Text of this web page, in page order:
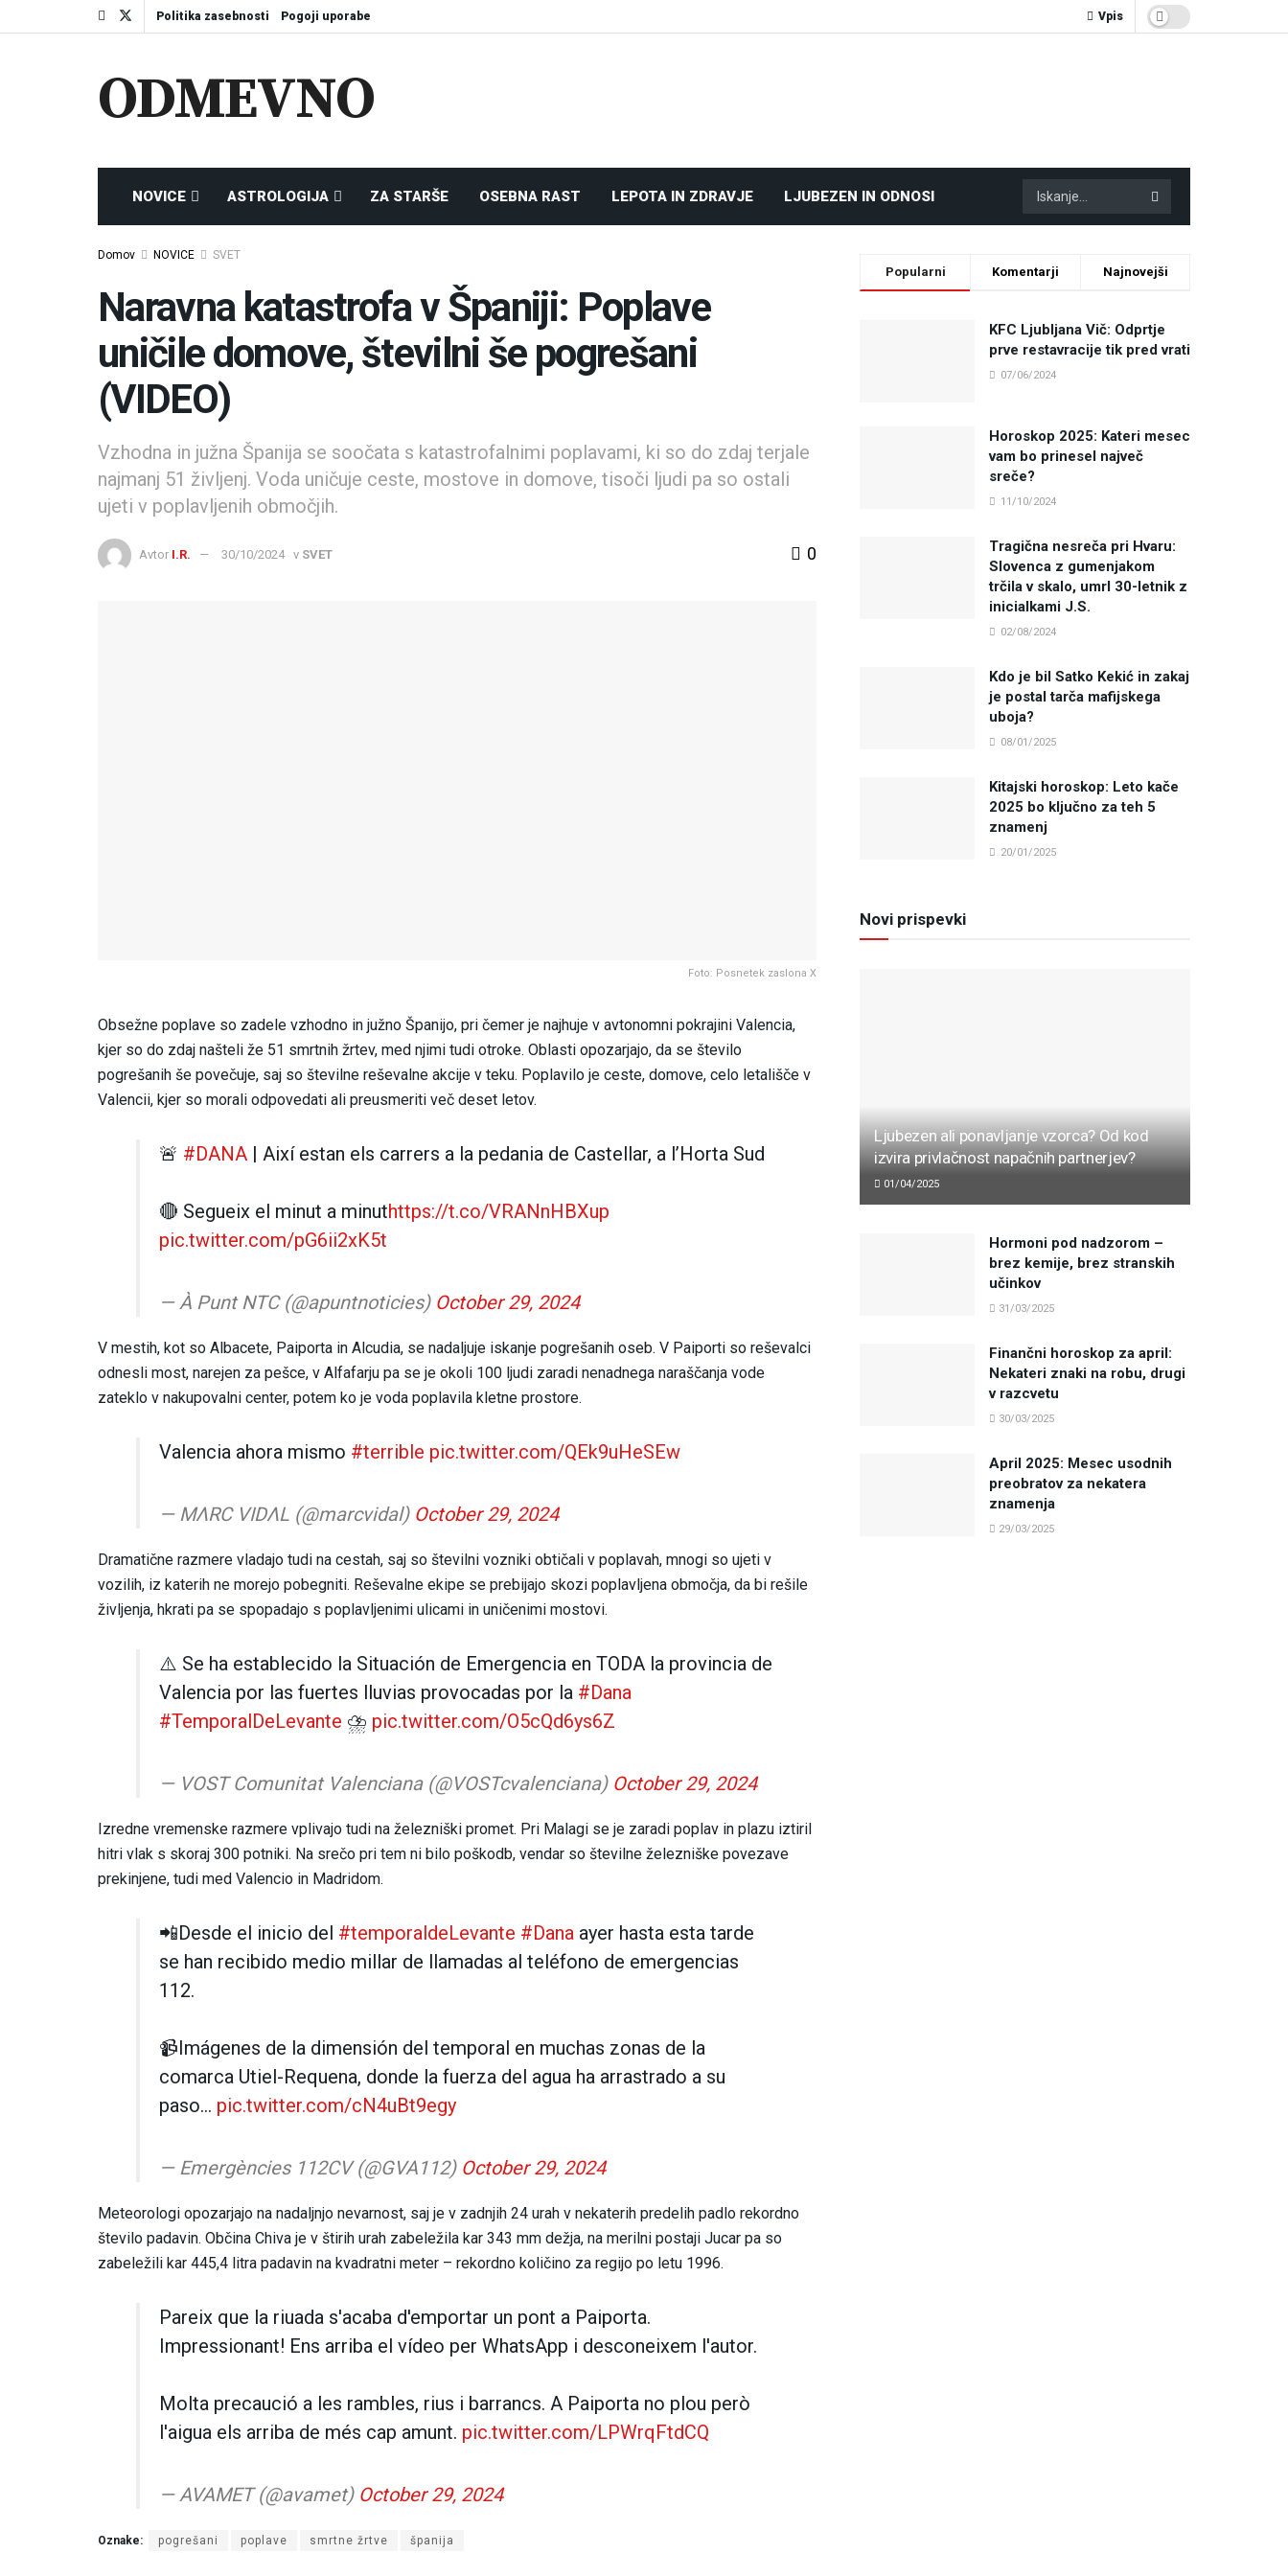
Politika zasebnosti Pogoji uporabe Vpis
ODMEVNO
NOVICE ASTROLOGIJA ZA STARŠE OSEBNA RAST LEPOTA IN ZDRAVJE LJUBEZEN IN ODNOSI
Domov NOVICE SVET
Naravna katastrofa v Španiji: Poplave
uničile domove, številni še pogrešani
(VIDEO)
Vzhodna in južna Španija se soočata s katastrofalnimi poplavami, ki so do zdaj terjale
najmanj 51 življenj. Voda uničuje ceste, mostove in domove, tisoči ljudi pa so ostali
ujeti v poplavljenih območjih.
Avtor I.R. 30/10/2024 v SVET 0
Foto: Posnetek zaslona X
Obsežne poplave so zadele vzhodno in južno Španijo, pri čemer je najhuje v avtonomni pokrajini Valencia,
kjer so do zdaj našteli že 51 smrtnih žrtev, med njimi tudi otroke. Oblasti opozarjajo, da se število
pogrešanih še povečuje, saj so številne reševalne akcije v teku. Poplavilo je ceste, domove, celo letališče v
Valencii, kjer so morali odpovedati ali preusmeriti več deset letov.
🚨 #DANA | Així estan els carrers a la pedania de Castellar, a l’Horta Sud
🔴 Segueix el minut a minuthttps://t.co/VRANnHBXup
pic.twitter.com/pG6ii2xK5t
— À Punt NTC (@apuntnoticies) October 29, 2024
V mestih, kot so Albacete, Paiporta in Alcudia, se nadaljuje iskanje pogrešanih oseb. V Paiporti so reševalci
odnesli most, narejen za pešce, v Alfafarju pa se je okoli 100 ljudi zaradi nenadnega naraščanja vode
zateklo v nakupovalni center, potem ko je voda poplavila kletne prostore.
Valencia ahora mismo #terrible pic.twitter.com/QEk9uHeSEw
— MΛRC VIDΛL (@marcvidal) October 29, 2024
Dramatične razmere vladajo tudi na cestah, saj so številni vozniki obtičali v poplavah, mnogi so ujeti v
vozilih, iz katerih ne morejo pobegniti. Reševalne ekipe se prebijajo skozi poplavljena območja, da bi rešile
življenja, hkrati pa se spopadajo s poplavljenimi ulicami in uničenimi mostovi.
⚠️ Se ha establecido la Situación de Emergencia en TODA la provincia de
Valencia por las fuertes lluvias provocadas por la #Dana
#TemporalDeLevante ⛈️ pic.twitter.com/O5cQd6ys6Z
— VOST Comunitat Valenciana (@VOSTcvalenciana) October 29, 2024
Izredne vremenske razmere vplivajo tudi na železniški promet. Pri Malagi se je zaradi poplav in plazu iztiril
hitri vlak s skoraj 300 potniki. Na srečo pri tem ni bilo poškodb, vendar so številne železniške povezave
prekinjene, tudi med Valencio in Madridom.
📲Desde el inicio del #temporaldeLevante #Dana ayer hasta esta tarde
se han recibido medio millar de llamadas al teléfono de emergencias
112.
📹Imágenes de la dimensión del temporal en muchas zonas de la
comarca Utiel-Requena, donde la fuerza del agua ha arrastrado a su
paso… pic.twitter.com/cN4uBt9egy
— Emergències 112CV (@GVA112) October 29, 2024
Meteorologi opozarjajo na nadaljnjo nevarnost, saj je v zadnjih 24 urah v nekaterih predelih padlo rekordno
število padavin. Občina Chiva je v štirih urah zabeležila kar 343 mm dežja, na merilni postaji Jucar pa so
zabeležili kar 445,4 litra padavin na kvadratni meter – rekordno količino za regijo po letu 1996.
Pareix que la riuada s'acaba d'emportar un pont a Paiporta.
Impressionant! Ens arriba el vídeo per WhatsApp i desconeixem l'autor.
Molta precaució a les rambles, rius i barrancs. A Paiporta no plou però
l'aigua els arriba de més cap amunt. pic.twitter.com/LPWrqFtdCQ
— AVAMET (@avamet) October 29, 2024
Oznake: pogrešani poplave smrtne žrtve španija
Popularni Komentarji Najnovejši
KFC Ljubljana Vič: Odprtje
prve restavracije tik pred vrati
07/06/2024
Horoskop 2025: Kateri mesec
vam bo prinesel največ
sreče?
11/10/2024
Tragična nesreča pri Hvaru:
Slovenca z gumenjakom
trčila v skalo, umrl 30-letnik z
inicialkami J.S.
02/08/2024
Kdo je bil Satko Kekić in zakaj
je postal tarča mafijskega
uboja?
08/01/2025
Kitajski horoskop: Leto kače
2025 bo ključno za teh 5
znamenj
20/01/2025
Novi prispevki
Ljubezen ali ponavljanje vzorca? Od kod
izvira privlačnost napačnih partnerjev?
01/04/2025
Hormoni pod nadzorom –
brez kemije, brez stranskih
učinkov
31/03/2025
Finančni horoskop za april:
Nekateri znaki na robu, drugi
v razcvetu
30/03/2025
April 2025: Mesec usodnih
preobratov za nekatera
znamenja
29/03/2025